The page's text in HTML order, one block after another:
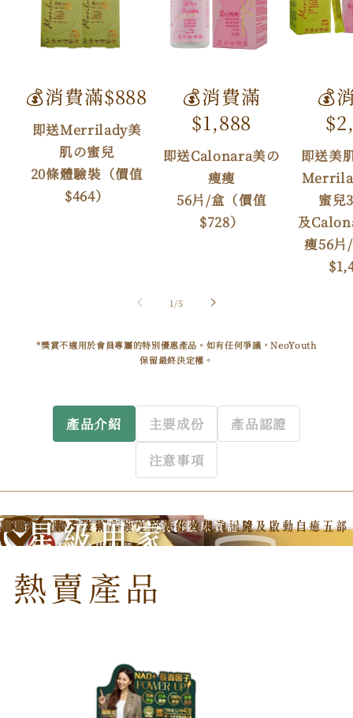
💰消費滿$888
即送Merrilady美
肌の蜜兒
20條體驗裝（價值
$464）
💰消費滿
$1,888
即送Calonara美の
瘦瘦
56片/盒（價值
$728）
💰
即送美
蜜兒
及
瘦56片
1//5
*獎賞不適用於會員專屬的特別優惠產品。如有任何爭議，NeoYouth
保留最終決定權。
產品介紹 主要成份
產品認證
注意事項
EVEREST 頂級王者
革命性雙重配方
全方位修復衰老基因細胞
NMN 21000 mg + GliSODin® 6000 mg
自由基殺手
抗衰老逆齡
100%
純度
權威
實證
內外
夾擊
您是否...
皮膚、身體越來越差?
初老徵狀無聲接近!
皮膚鬆弛
無彈性
出現皺紋
細紋虎紋
體質虛弱
易沾寒沾凍
容易疲倦
精神欠佳
記憶力
專注力衰退
少運動
血液循環不佳
新陳代謝差
容易肥胖
經常捱夜
睡眠質素欠佳
掉髮
髮質欠佳
全球首個口服專利頂級抗氧劑
革命性
雙重抗衰老配方
獲美國及日本多個
權威機構及大學研究認證
抵禦輻射
修復DNA損傷
安全改善生理逆轉
全球首個經臨床證實口服有效
及
「可以經由消化系統吸收的
法國專利密瓜萃取
一秒中和過百萬引致衰老的自由基
從細胞根本煥發年青活力
內外夾擊，全方位保衛長青體態
對外防禦：
高效中和自由基，一舉殲滅氧化及衰老元兇
對內修復：
營養補給、修復內臟、增益免疫、加強屏障及啟動自癒五部
曲
施展逆齡抗衰老魔法
修復
衰老細胞
提亮肌膚
彈滑鎖水
改善
失眠疲勞
增強免疫力
記憶力
強化
骨骼關節
強化心臟
改善三高
促進
新陳代謝
提升
運動耐力
加速
身體復原
烏髮防脫
甄選日本及法國頂級原料
日本製造
100%
純度
NMN
10項功效專利
多項國際權威
臨床認證
適合素食人士
無農藥
無水銀
無雜質
權威實證，安全可靠
NMN於人體上應用已獲
等公開肯定
經至少3大國際權威期刊持續認證
臨床觀察實證
生理或機能逆轉的同時
並無產生不良健康問題
配合法國專利成分GliSODin®
經25項研究及15項於期刊發表的臨床實證
同時獲10項功效專利
避免入侵性方式抵禦衰老
腸溶植物膠囊技術
皇牌NMN成分
100%純度NMN
100%吸收
日本原料
安全可靠
簡單口服
輕易、溫和地達到高強度抗氧化效果
攔截老化
激活年輕機能
熱賣產品